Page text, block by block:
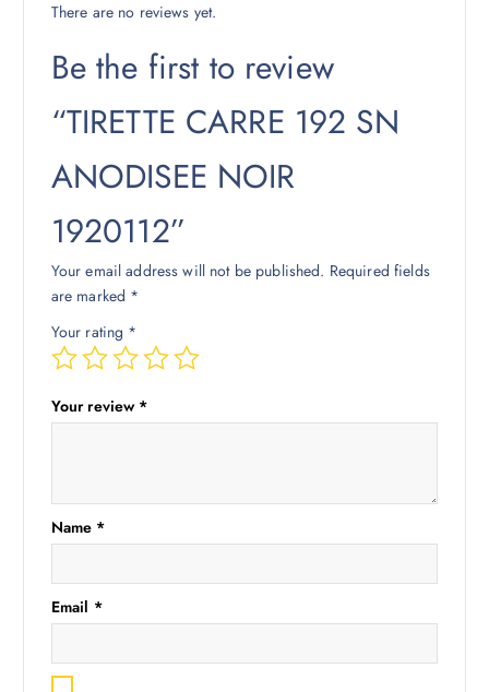
There are no reviews yet.
Be the first to review
“TIRETTE CARRE 192 SN
ANODISEE NOIR
1920112”
Your email address will not be published. Required fields
are marked *
Your rating *
Your review *
Name *
Email *